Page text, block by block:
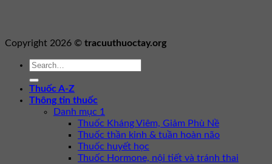
Copyright 2026 © tracuuthuoctay.org
Thuốc A-Z
Thông tin thuốc
Danh mục 1
Thuốc Kháng Viêm, Giảm Phù Nề
Thuốc thần kinh & tuần hoàn não
Thuốc huyết học
Thuốc Hormone, nội tiết và tránh thai